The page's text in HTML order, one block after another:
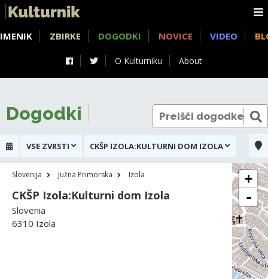
O Kulturniku About
IMENIK ZBIRKE DOGODKI NOVICE VIDEO
Dogodki
VSE ZVRSTI CKŠP IZOLA:KULTURNI DOM IZOLA
Slovenija Južna Primorska Izola
CKŠP Izola:Kulturni dom Izola
Slovenia
6310 Izola
+
-